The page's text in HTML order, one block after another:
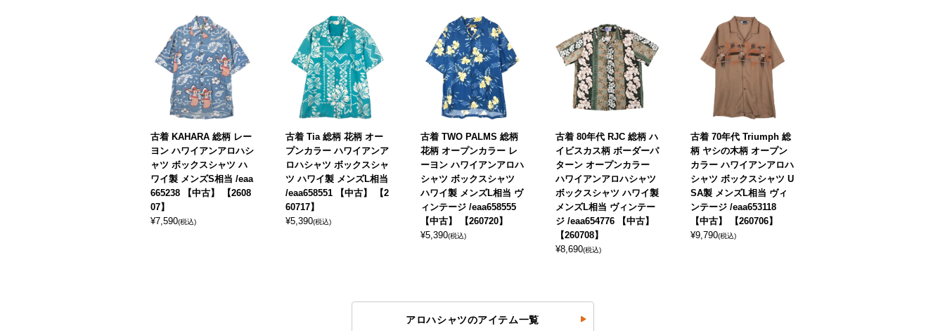
古着 KAHARA 総柄 レー
ヨン ハワイアンアロハシ
ャツ ボックスシャツ ハ
ワイ製 メンズS相当 /eaa
665238 【中古】 【2608
07】
¥7,590(税込)
古着 Tia 総柄 花柄 オー
プンカラー ハワイアンア
ロハシャツ ボックスシャ
ツ ハワイ製 メンズL相当
/eaa658551 【中古】 【2
60717】
¥5,390(税込)
古着 TWO PALMS 総柄
花柄 オープンカラー レ
ーヨン ハワイアンアロハ
シャツ ボックスシャツ
ハワイ製 メンズL相当 ヴ
ィンテージ /eaa658555
【中古】 【260720】
¥5,390(税込)
古着 80年代 RJC 総柄 ハ
イビスカス柄 ボーダーパ
ターン オープンカラー
ハワイアンアロハシャツ
ボックスシャツ ハワイ製
メンズL相当 ヴィンテー
ジ /eaa654776 【中古】
【260708】
¥8,690(税込)
古着 70年代 Triumph 総
柄 ヤシの木柄 オープン
カラー ハワイアンアロハ
シャツ ボックスシャツ U
SA製 メンズL相当 ヴィ
ンテージ /eaa653118
【中古】 【260706】
¥9,790(税込)
アロハシャツのアイテム一覧